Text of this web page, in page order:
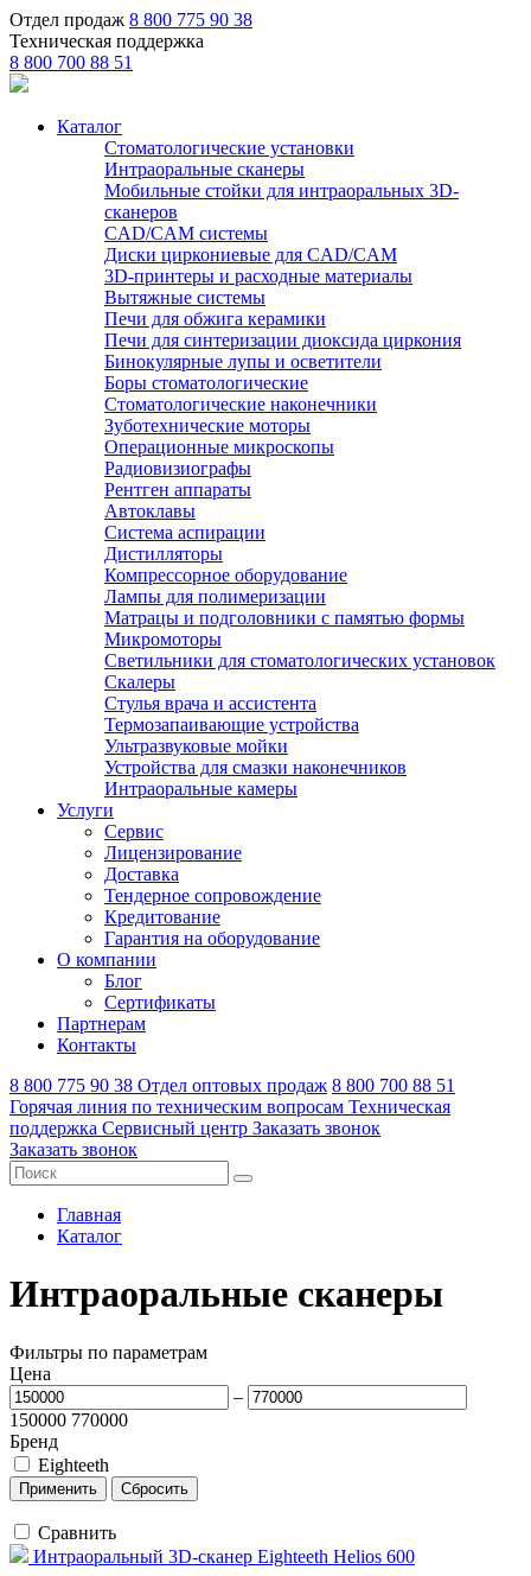
Отдел продаж 8 800 775 90 38
Техническая поддержка
8 800 700 88 51
Каталог
Стоматологические установки
Интраоральные сканеры
Мобильные стойки для интраоральных 3D-
сканеров
CAD/CAM системы
Диски циркониевые для CAD/CAM
3D-принтеры и расходные материалы
Вытяжные системы
Печи для обжига керамики
Печи для синтеризации диоксида циркония
Бинокулярные лупы и осветители
Боры стоматологические
Стоматологические наконечники
Зуботехнические моторы
Операционные микроскопы
Радиовизиографы
Рентген аппараты
Автоклавы
Система аспирации
Дистилляторы
Компрессорное оборудование
Лампы для полимеризации
Матрацы и подголовники с памятью формы
Микромоторы
Светильники для стоматологических установок
Скалеры
Стулья врача и ассистента
Термозапаивающие устройства
Ультразвуковые мойки
Устройства для смазки наконечников
Интраоральные камеры
Услуги
Сервис
Лицензирование
Доставка
Тендерное сопровождение
Кредитование
Гарантия на оборудование
О компании
Блог
Сертификаты
Партнерам
Контакты
8 800 775 90 38 Отдел оптовых продаж 8 800 700 88 51
Горячая линия по техническим вопросам Техническая
поддержка Сервисный центр Заказать звонок
Заказать звонок
Главная
Каталог
Интраоральные сканеры
Фильтры по параметрам
Цена
–
150000 770000
Бренд
Eighteeth
Сравнить
Интраоральный 3D-сканер Eighteeth Helios 600